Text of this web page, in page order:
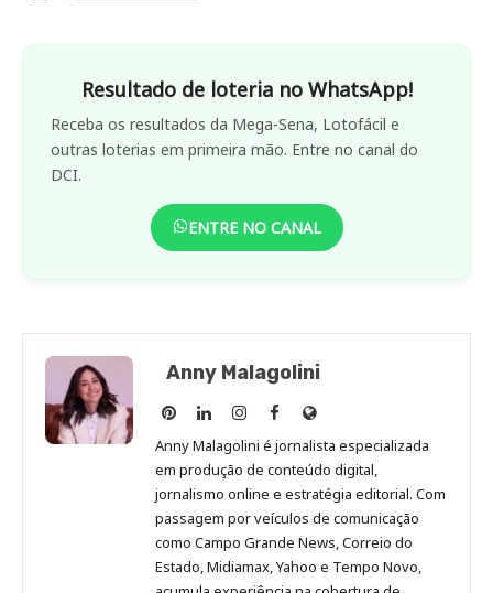
Resultado de loteria no WhatsApp!
Receba os resultados da Mega-Sena, Lotofácil e
outras loterias em primeira mão. Entre no canal do
DCI.
ENTRE NO CANAL
Anny Malagolini
Anny
Malagolini
no
Pinterest
Anny
Malagolini
no
LinkedIn
Anny
Malagolini
no
Instagram
Anny
Malagolini
no
Facebook
Site
de
Anny
Malagolini
Anny Malagolini é jornalista especializada
em produção de conteúdo digital,
jornalismo online e estratégia editorial. Com
passagem por veículos de comunicação
como Campo Grande News, Correio do
Estado, Midiamax, Yahoo e Tempo Novo,